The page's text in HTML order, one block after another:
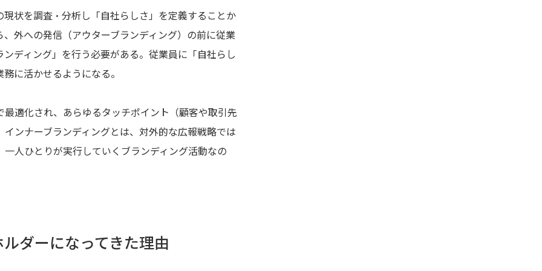
状を調査・分析し「自社らしさ」を定義することか
外への発信（アウターブランディング）の前に従業
ディング」を行う必要がある。従業員に「自社らし
に活かせるようになる。
適化され、あらゆるタッチポイント（顧客や取引先
ンナーブランディングとは、対外的な広報戦略では
人ひとりが実行していくブランディング活動なの
ダーになってきた理由